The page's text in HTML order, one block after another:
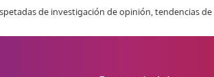
de investigación de opinión, tendencias